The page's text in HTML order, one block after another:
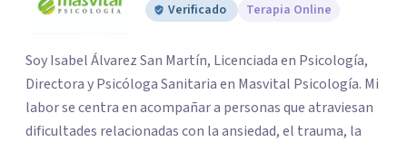
Verificado
Terapia Online
Soy Isabel Álvarez San Martín, Licenciada en Psicología,
Directora y Psicóloga Sanitaria en Masvital Psicología. Mi
labor se centra en acompañar a personas que atraviesan
dificultades relacionadas con la ansiedad, el trauma, la